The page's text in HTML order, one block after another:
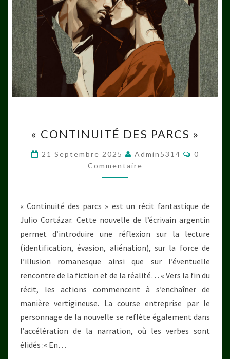
DES
PARCS »
« CONTINUITÉ DES PARCS »
21 Septembre 2025 Admin5314
0
Commentaire
« Continuité des parcs » est un récit fantastique de
Julio Cortázar. Cette nouvelle de l’écrivain argentin
permet d’introduire une réflexion sur la lecture
(identification, évasion, aliénation), sur la force de
l’illusion romanesque ainsi que sur l’éventuelle
rencontre de la fiction et de la réalité… « Vers la fin du
récit, les actions commencent à s’enchaîner de
manière vertigineuse. La course entreprise par le
personnage de la nouvelle se reflète également dans
l’accélération de la narration, où les verbes sont
élidés :« En…